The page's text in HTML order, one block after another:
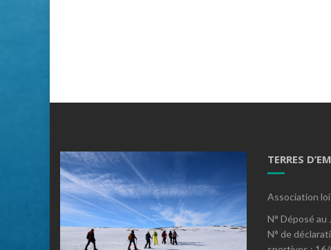
TERRES
Association loi
N° Déposé
N° de